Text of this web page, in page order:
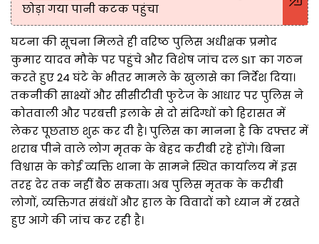
छोड़ा गया पानी कटक पहुंचा
घटना की सूचना मिलते ही वरिष्ठ पुलिस अधीक्षक प्रमोद
कुमार यादव मौके पर पहुंचे और विशेष जांच दल SIT का गठन
करते हुए 24 घंटे के भीतर मामले के खुलासे का निर्देश दिया।
तकनीकी साक्ष्यों और सीसीटीवी फुटेज के आधार पर पुलिस ने
कोतवाली और परबत्ती इलाके से दो संदिग्धों को हिरासत में
लेकर पूछताछ शुरू कर दी है। पुलिस का मानना है कि दफ्तर में
शराब पीने वाले लोग मृतक के बेहद करीबी रहे होंगे। बिना
विश्वास के कोई व्यक्ति थाना के सामने स्थित कार्यालय में इस
तरह देर तक नहीं बैठ सकता। अब पुलिस मृतक के करीबी
लोगों, व्यक्तिगत संबंधों और हाल के विवादों को ध्यान में रखते
हुए आगे की जांच कर रही है।